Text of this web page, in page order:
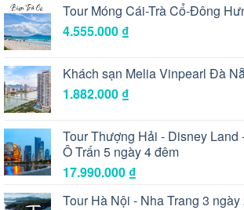
Tour Móng Cái-Trà Cổ-Đông
4.555.000 ₫
Khách sạn Melia Vinpearl Đà
1.882.000 ₫
Tour Thượng Hải - Disney Land
Ô Trấn 5 ngày 4 đêm
17.990.000 ₫
Tour Hà Nội - Nha Trang 3 ngày